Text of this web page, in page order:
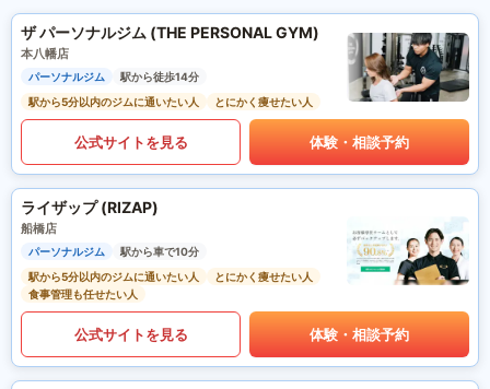
ザ パーソナルジム (THE PERSONAL GYM)
本八幡店
パーソナルジム
駅から徒歩14分
駅から5分以内のジムに通いたい人
とにかく痩せたい人
公式サイトを見る 体験・相談予約
ライザップ (RIZAP)
船橋店
パーソナルジム
駅から車で10分
駅から5分以内のジムに通いたい人
とにかく痩せたい人
食事管理も任せたい人
公式サイトを見る 体験・相談予約